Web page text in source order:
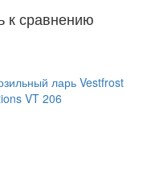
к сравнению
ларь Vestfrost
VT 206